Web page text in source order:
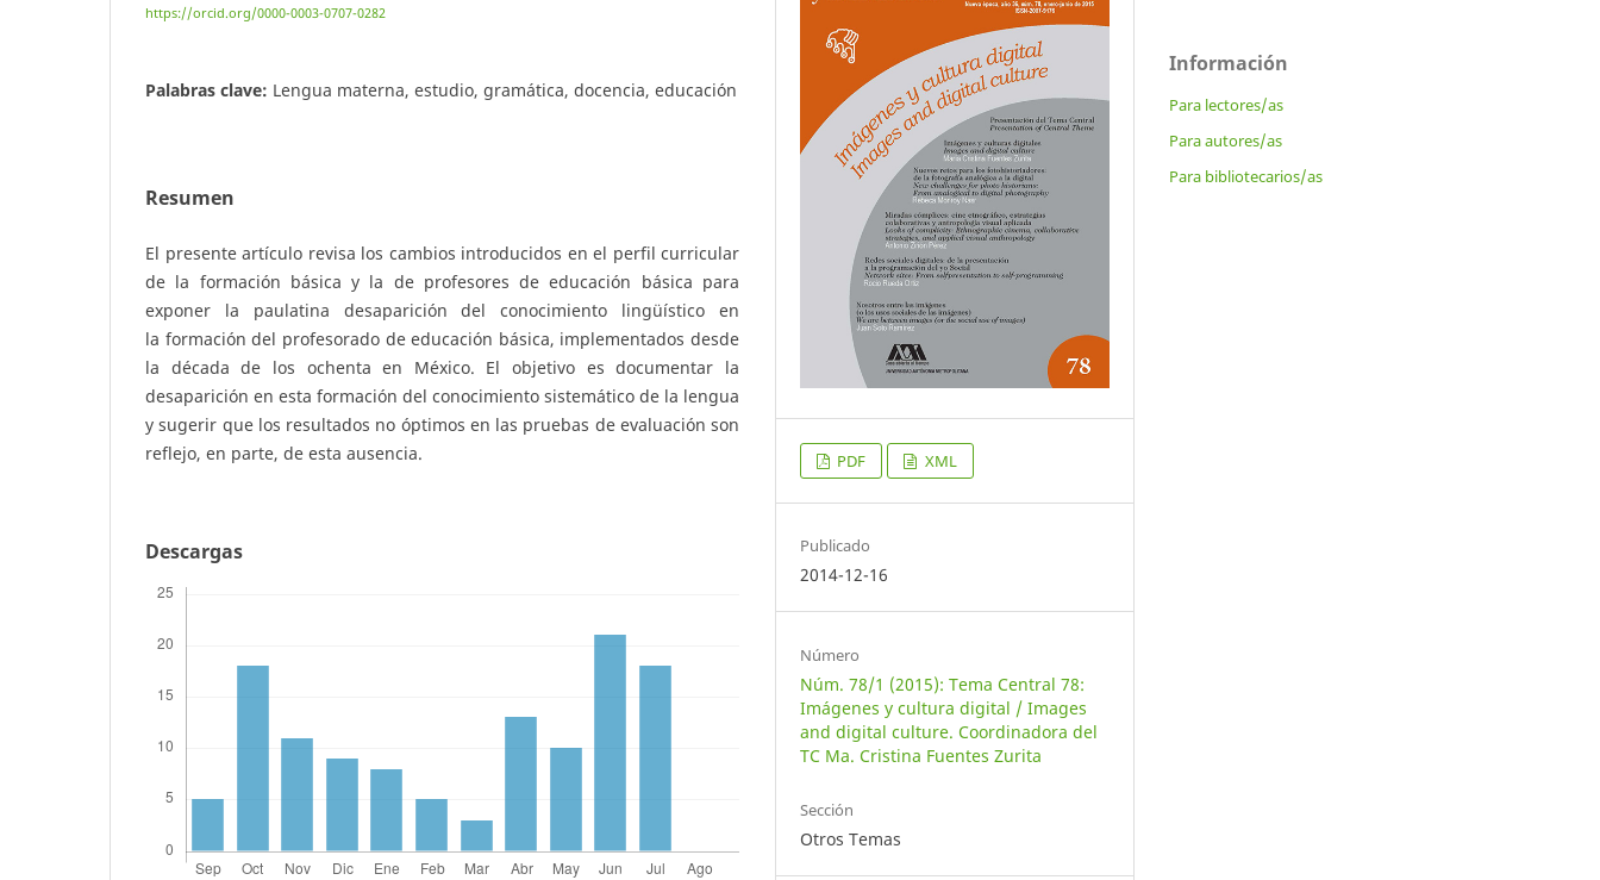
https://orcid.org/0000-0003-0707-0282
Palabras clave: Lengua materna, estudio, gramática, docencia, educación
Resumen
El presente artículo revisa los cambios introducidos en el perfil curricular
de la formación básica y la de profesores de educación básica para
exponer la paulatina desaparición del conocimiento lingüístico en
la formación del profesorado de educación básica, implementados desde
la década de los ochenta en México. El objetivo es documentar la
desaparición en esta formación del conocimiento sistemático de la lengua
y sugerir que los resultados no óptimos en las pruebas de evaluación son
reflejo, en parte, de esta ausencia.
Descargas
PDF XML
Publicado
2014-12-16
Número
Núm. 78/1 (2015): Tema Central 78:
Imágenes y cultura digital / Images
and digital culture. Coordinadora del
TC Ma. Cristina Fuentes Zurita
Sección
Otros Temas
Información
Para lectores/as
Para autores/as
Para bibliotecarios/as